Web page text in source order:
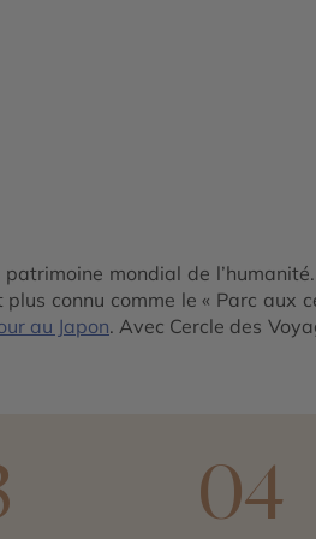
mondial de
connu comme le « Parc aux
au Japon. Avec Cercle des
04